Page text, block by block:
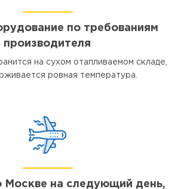
по требованиям
производителя
на сухом отапливаемом складе,
ровная температура.
Москве на следующий день,